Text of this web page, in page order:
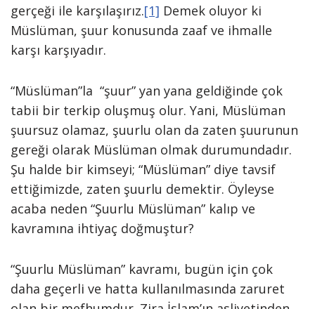
gerçeği ile karşılaşırız.[1] Demek oluyor ki
Müslüman, şuur konusunda zaaf ve ihmalle
karşı karşıyadır.
“Müslüman”la “şuur” yan yana geldiğinde çok
tabii bir terkip oluşmuş olur. Yani, Müslüman
şuursuz olamaz, şuurlu olan da zaten şuurunun
gereği olarak Müslüman olmak durumundadır.
Şu halde bir kimseyi; “Müslüman” diye tavsif
ettiğimizde, zaten şuurlu demektir. Öyleyse
acaba neden “Şuurlu Müslüman” kalıp ve
kavramına ihtiyaç doğmuştur?
“Şuurlu Müslüman” kavramı, bugün için çok
daha geçerli ve hatta kullanılmasında zaruret